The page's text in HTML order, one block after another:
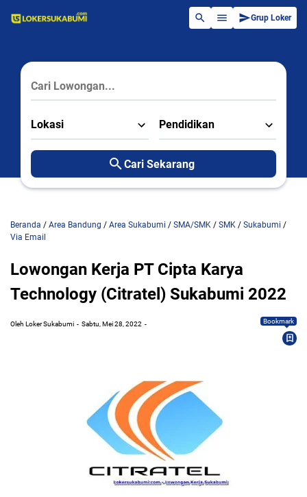
Grup Loker
Lokasi Pendidikan
Cari Sekarang
Beranda / Area Bandung / Area Sukabumi / SMA/SMK / SMK / Sukabumi /
Via Email
Lowongan Kerja PT Cipta Karya
Technology (Citratel) Sukabumi 2022
Oleh Loker Sukabumi Sabtu, Mei 28, 2022 Bookmark